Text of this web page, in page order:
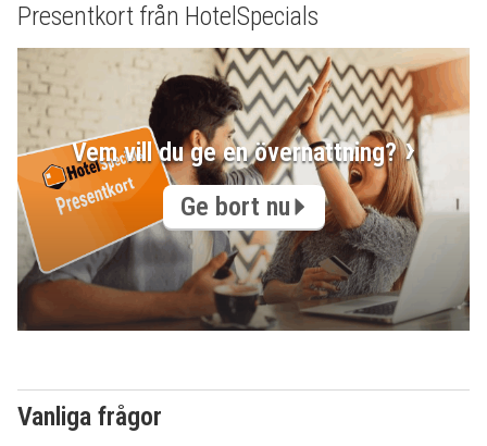
Presentkort från HotelSpecials
Vem vill du ge en övernattning?
Ge bort nu
Vanliga frågor